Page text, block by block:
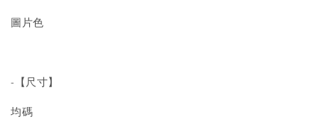
圖片色
-【尺寸】
均碼